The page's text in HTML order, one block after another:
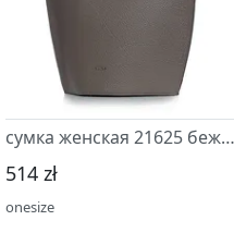
сумка женская 21625 бежевый т.
514 zł
onesize